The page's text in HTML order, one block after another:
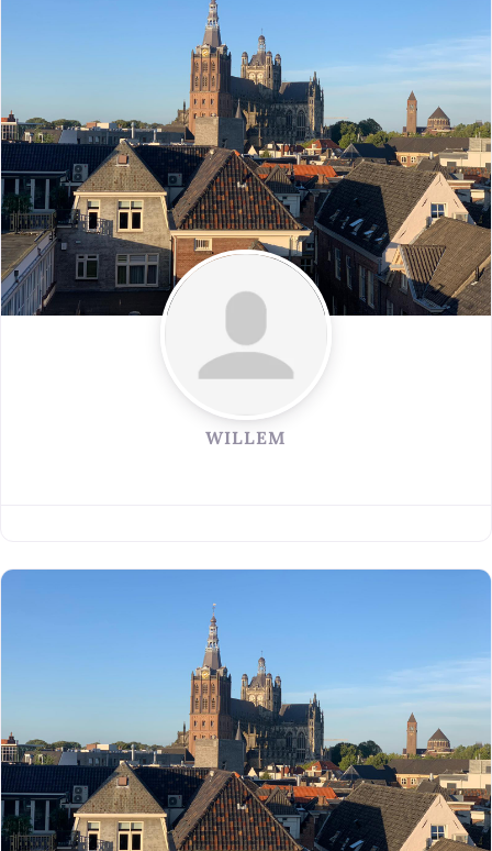
WILLEM